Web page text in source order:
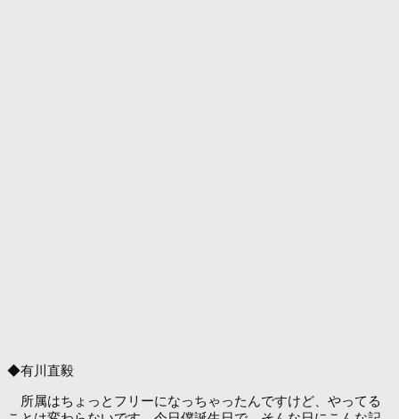
◆有川直毅
所属はちょっとフリーになっちゃったんですけど、やってる